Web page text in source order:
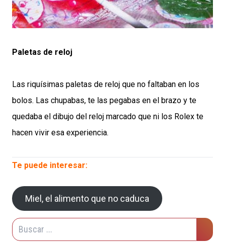
Paletas de reloj
Las riquísimas paletas de reloj que no faltaban en los
bolos. Las chupabas, te las pegabas en el brazo y te
quedaba el dibujo del reloj marcado que ni los Rolex te
hacen vivir esa experiencia.
Te puede interesar:
Miel, el alimento que no caduca